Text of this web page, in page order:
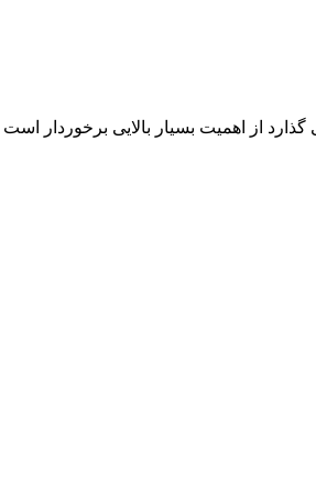
از اهمیت بسیار بالایی برخوردار